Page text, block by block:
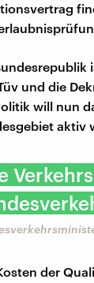
und die
will nun
aktiv
der